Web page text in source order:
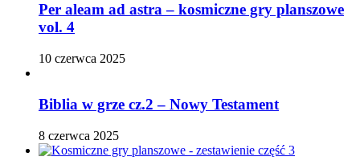
Per aleam ad astra – kosmiczne gry planszowe
vol. 4
10 czerwca 2025
Biblia w grze cz.2 – Nowy Testament
8 czerwca 2025